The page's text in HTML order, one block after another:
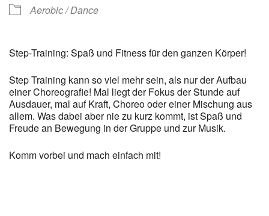
Aerobic / Dance
Step-Training: Spaß und Fitness für den ganzen Körper!
Step Training kann so viel mehr sein, als nur der Aufbau
einer Choreografie! Mal liegt der Fokus der Stunde auf
Ausdauer, mal auf Kraft, Choreo oder einer Mischung aus
allem. Was dabei aber nie zu kurz kommt, ist Spaß und
Freude an Bewegung in der Gruppe und zur Musik.
Komm vorbei und mach einfach mit!